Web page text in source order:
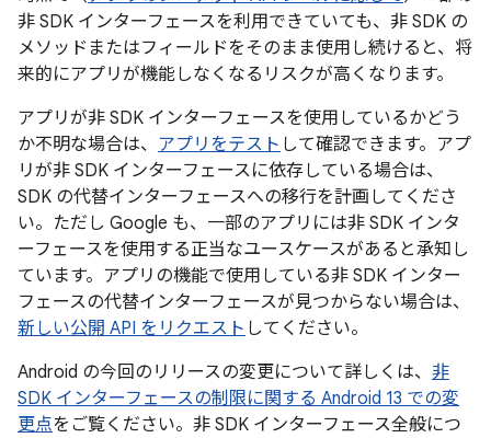
非 SDK インターフェースを利用できていても、非 SDK の
メソッドまたはフィールドをそのまま使用し続けると、将
来的にアプリが機能しなくなるリスクが高くなります。
アプリが非 SDK インターフェースを使用しているかどう
か不明な場合は、 アプリをテスト して確認できます。アプ
リが非 SDK インターフェースに依存している場合は、
SDK の代替インターフェースへの移行を計画してくださ
い。ただし Google も、一部のアプリには非 SDK インタ
ーフェースを使用する正当なユースケースがあると承知し
ています。アプリの機能で使用している非 SDK インター
フェースの代替インターフェースが見つからない場合は、
新しい公開 API をリクエスト してください。
Android の今回のリリースの変更について詳しくは、 非
SDK インターフェースの制限に関する Android 13 での変
更点をご覧ください。非 SDK インターフェース全般につ